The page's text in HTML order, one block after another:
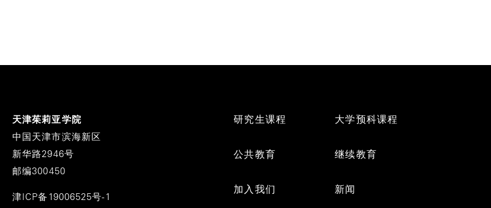
天津茱莉亚学院
中国天津市滨海新区
新华路2946号
邮编300450
津ICP备19006525号-1
Footer
研究生课程 大学预科课程
公共教育 继续教育
加入我们 新闻